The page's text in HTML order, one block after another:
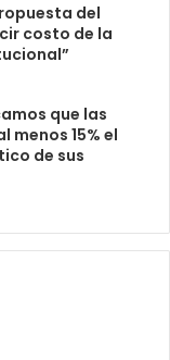
del
costo de la
que las
menos 15% el
de sus